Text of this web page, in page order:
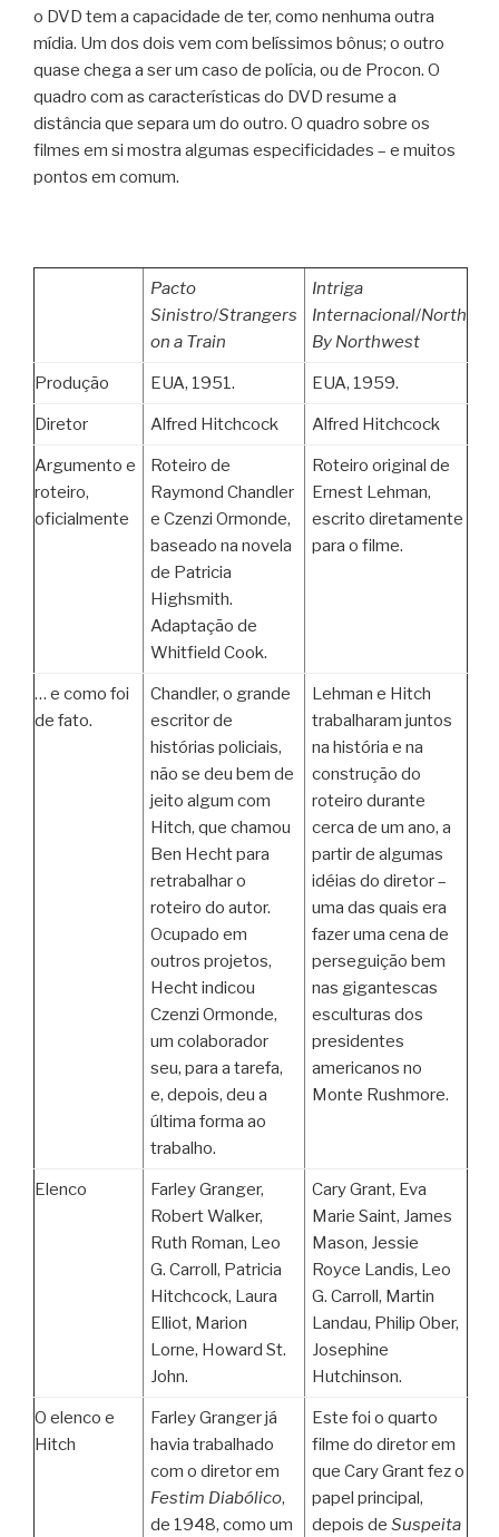
o DVD tem a capacidade de ter, como nenhuma outra
mídia. Um dos dois vem com belíssimos bônus; o outro
quase chega a ser um caso de polícia, ou de Procon. O
quadro com as características do DVD resume a
distância que separa um do outro. O quadro sobre os
filmes em si mostra algumas especificidades – e muitos
pontos em comum.
Pacto
Sinistro/Strangers
on a Train
Intriga
Internacional/North
By Northwest
Produção EUA, 1951. EUA, 1959.
Diretor Alfred Hitchcock Alfred Hitchcock
Argumento e
roteiro,
oficialmente
Roteiro de
Raymond Chandler
e Czenzi Ormonde,
baseado na novela
de Patricia
Highsmith.
Adaptação de
Whitfield Cook.
Roteiro original de
Ernest Lehman,
escrito diretamente
para o filme.
… e como foi
de fato.
Chandler, o grande
escritor de
histórias policiais,
não se deu bem de
jeito algum com
Hitch, que chamou
Ben Hecht para
retrabalhar o
roteiro do autor.
Ocupado em
outros projetos,
Hecht indicou
Czenzi Ormonde,
um colaborador
seu, para a tarefa,
e, depois, deu a
última forma ao
trabalho.
Lehman e Hitch
trabalharam juntos
na história e na
construção do
roteiro durante
cerca de um ano, a
partir de algumas
idéias do diretor –
uma das quais era
fazer uma cena de
perseguição bem
nas gigantescas
esculturas dos
presidentes
americanos no
Monte Rushmore.
Elenco
Farley Granger,
Robert Walker,
Ruth Roman, Leo
G. Carroll, Patricia
Hitchcock, Laura
Elliot, Marion
Lorne, Howard St.
John.
Cary Grant, Eva
Marie Saint, James
Mason, Jessie
Royce Landis, Leo
G. Carroll, Martin
Landau, Philip Ober,
Josephine
Hutchinson.
O elenco e
Hitch
Farley Granger já
havia trabalhado
com o diretor em
Festim Diabólico,
de 1948, como um
Este foi o quarto
filme do diretor em
que Cary Grant fez o
papel principal,
depois de Suspeita